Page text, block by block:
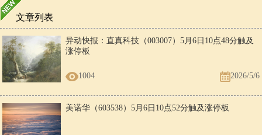
文章列表
异动快报：直真科技（003007）5月6日10点48分触及
涨停板
1004 2026/5/6
美诺华（603538）5月6日10点52分触及涨停板